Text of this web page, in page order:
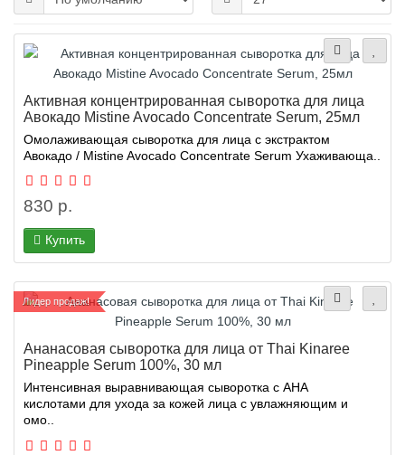
Активная концентрированная сыворотка для лица
Авокадо Mistine Avocado Concentrate Serum, 25мл
Омолаживающая сыворотка для лица с экстрактом
Авокадо / Mistine Avocado Concentrate Serum Ухаживающа..
830 р.
Купить
Лидер продаж!
Ананасовая сыворотка для лица от Thai Kinaree
Pineapple Serum 100%, 30 мл
Интенсивная выравнивающая сыворотка c АНА
кислотами для ухода за кожей лица с увлажняющим и
омо..